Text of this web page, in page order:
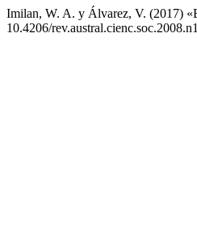
Imilan, W. A. y Álvarez, V. (2017)
10.4206/